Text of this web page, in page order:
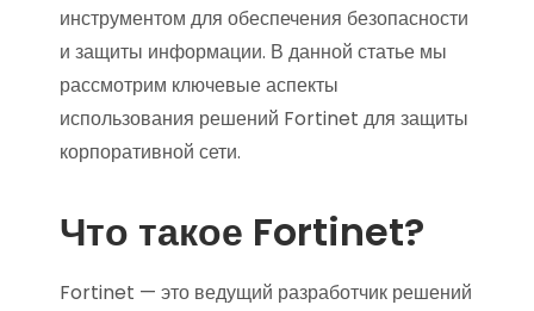
инструментом для обеспечения безопасности
и защиты информации. В данной статье мы
рассмотрим ключевые аспекты
использования решений Fortinet для защиты
корпоративной сети.
Что такое Fortinet?
Fortinet — это ведущий разработчик решений